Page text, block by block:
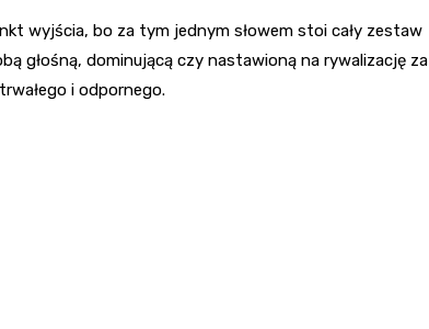
wyjścia, bo za tym jednym słowem stoi cały zestaw
głośną, dominującą czy nastawioną na rywalizację za
i odpornego.